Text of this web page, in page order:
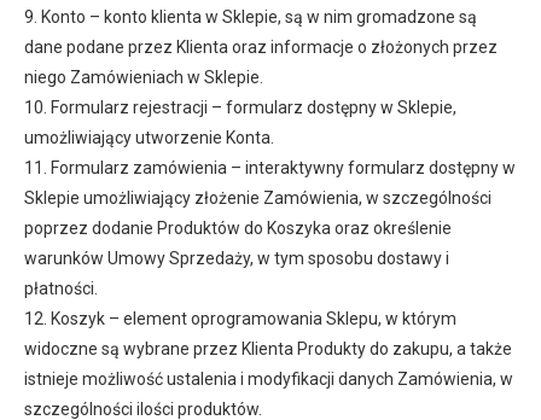
9. Konto – konto klienta w Sklepie, są w nim gromadzone są
dane podane przez Klienta oraz informacje o złożonych przez
niego Zamówieniach w Sklepie.
10. Formularz rejestracji – formularz dostępny w Sklepie,
umożliwiający utworzenie Konta.
11. Formularz zamówienia – interaktywny formularz dostępny w
Sklepie umożliwiający złożenie Zamówienia, w szczególności
poprzez dodanie Produktów do Koszyka oraz określenie
warunków Umowy Sprzedaży, w tym sposobu dostawy i
płatności.
12. Koszyk – element oprogramowania Sklepu, w którym
widoczne są wybrane przez Klienta Produkty do zakupu, a także
istnieje możliwość ustalenia i modyfikacji danych Zamówienia, w
szczególności ilości produktów.